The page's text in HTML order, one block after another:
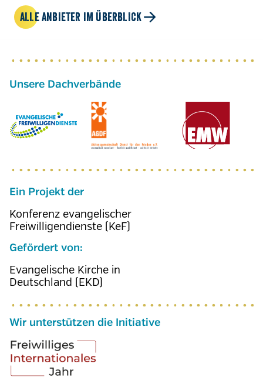
ALLE ANBIETER IM ÜBERBLICK
Ein Projekt der
Konferenz evangelischer
Freiwilligendienste (KeF)
Gefördert von:
Evangelische Kirche in
Deutschland (EKD)
Wir unterstützen die Initiative